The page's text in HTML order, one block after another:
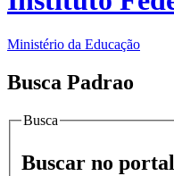
Ministério da Educação
Busca Padrao
Busca
Buscar no portal